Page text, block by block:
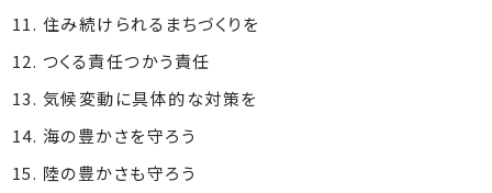
住み続けられるまちづくりを
つくる責任つかう責任
気候変動に具体的な対策を
海の豊かさを守ろう
陸の豊かさも守ろう